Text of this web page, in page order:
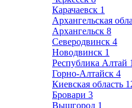
Карачаевск 1
Архангельская
Архангельск 8
Северодвинск 4
Новодвинск 1
Республика Алтай
Горно-Алтайск 4
Киевская область
Бровари 3
Вышгород 1